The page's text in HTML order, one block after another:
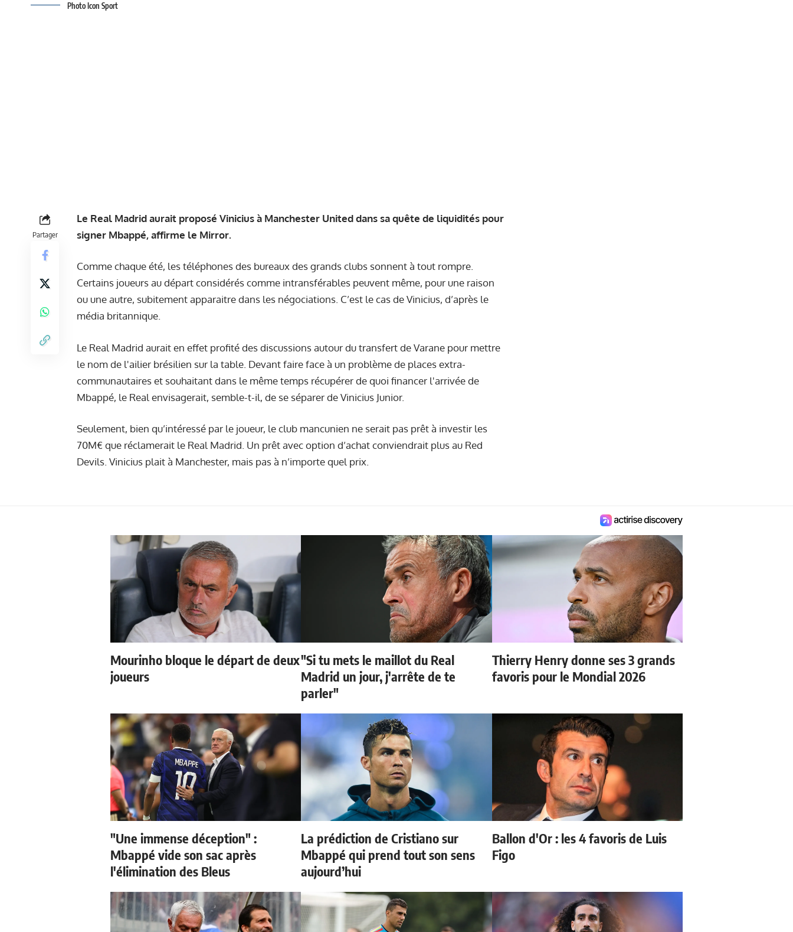
Photo Icon Sport
Partager
Le Real Madrid aurait proposé Vinicius à Manchester United dans sa quête de liquidités pour
signer Mbappé, affirme le Mirror.
Comme chaque été, les téléphones des bureaux des grands clubs sonnent à tout rompre.
Certains joueurs au départ considérés comme intransférables peuvent même, pour une raison
ou une autre, subitement apparaitre dans les négociations. C’est le cas de Vinicius, d’après le
média britannique.
Le Real Madrid aurait en effet profité des discussions autour du transfert de Varane pour mettre
le nom de l'ailier brésilien sur la table. Devant faire face à un problème de places extra-
communautaireset souhaitant dans le même temps récupérer de quoi financer l'arrivée de
Mbappé, le Real envisagerait, semble-t-il, de se séparer de Vinicius Junior.
Seulement, bien qu’intéressé par le joueur, le club mancunien ne serait pas prêt à investir les
70M€ que réclamerait le Real Madrid. Un prêt avec option d’achat conviendrait plus au Red
Devils. Vinicius plait à Manchester, mais pas à n’importe quel prix.
Mourinho bloque le départ de deux
joueurs
"Si tu mets le maillot du Real
Madrid un jour, j'arrête de te
parler"
Thierry Henry donne ses 3 grands
favoris pour le Mondial 2026
"Une immense déception" :
Mbappé vide son sac après
l'élimination des Bleus
La prédiction de Cristiano sur
Mbappé qui prend tout son sens
aujourd’hui
Ballon d'Or : les 4 favoris de Luis
Figo